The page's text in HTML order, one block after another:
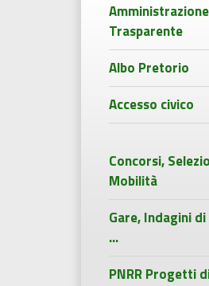
Amministrazione
Trasparente
Albo Pretorio
Accesso civico
Concorsi,
Mobilità
Gare, Indagini
...
PNRR Progetti